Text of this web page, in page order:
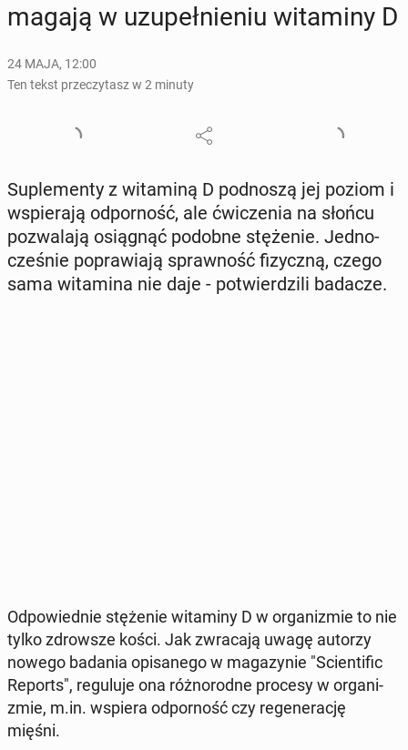
ma­ga­ją w uzu­peł­nie­niu wi­ta­mi­ny D
24 MAJA, 12:00
Ten tekst przeczytasz w 2 minuty
Su­ple­men­ty z wi­ta­mi­ną D pod­no­szą jej poziom i
wspie­ra­ją od­por­ność, ale ćwi­cze­nia na słońcu
po­zwa­la­ją osią­gnąć podobne stę­że­nie. Jed­no­
cze­śnie po­pra­wia­ją spraw­ność fi­zycz­ną, czego
sama wi­ta­mi­na nie daje - po­twier­dzi­li badacze.
Od­po­wied­nie stę­że­nie wi­ta­mi­ny D w or­ga­ni­zmie to nie
tylko zdrow­sze kości. Jak zwra­ca­ją uwagę autorzy
nowego badania opi­sa­ne­go w ma­ga­zy­nie "Scien­ti­fic
Reports", re­gu­lu­je ona róż­no­rod­ne procesy w or­ga­ni­
zmie, m.in. wspiera od­por­ność czy re­ge­ne­ra­cję
mięśni.